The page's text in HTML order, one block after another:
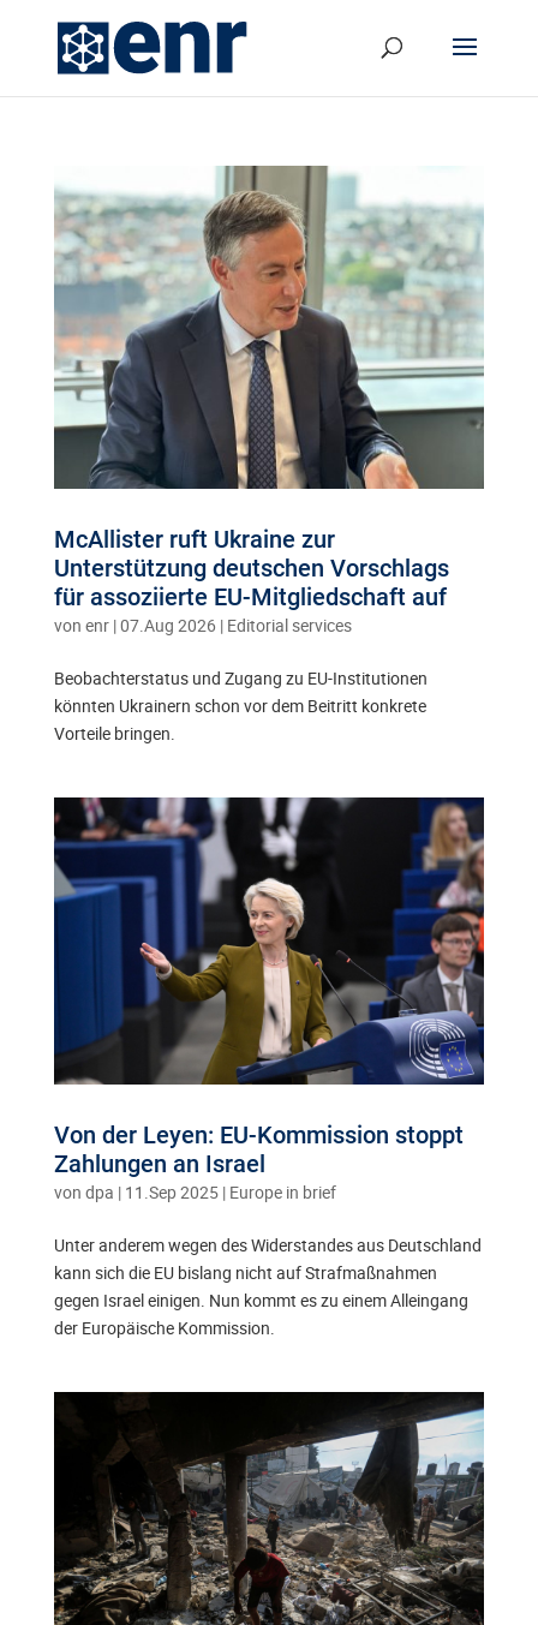
McAllister ruft Ukraine zur
Unterstützung deutschen Vorschlags
für assoziierte EU-Mitgliedschaft auf
von enr|07.Aug 2026 | Editorial services
Beobachterstatus und Zugang zu EU-Institutionen
könnten Ukrainern schon vor dem Beitritt konkrete
Vorteile bringen.
Von der Leyen: EU-Kommission stoppt
Zahlungen an Israel
von dpa | 11.Sep 2025| Europe in brief
Unter anderem wegen des Widerstandes aus Deutschland
kann sich die EU bislang nicht auf Strafmaßnahmen
gegen Israel einigen. Nun kommt es zu einem Alleingang
der Europäische Kommission.